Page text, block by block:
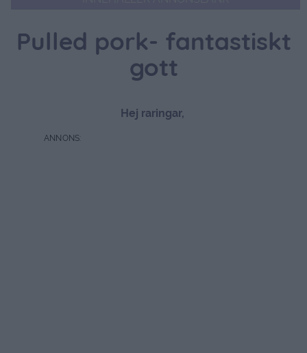
Pulled pork- fantastiskt
gott
Hej raringar,